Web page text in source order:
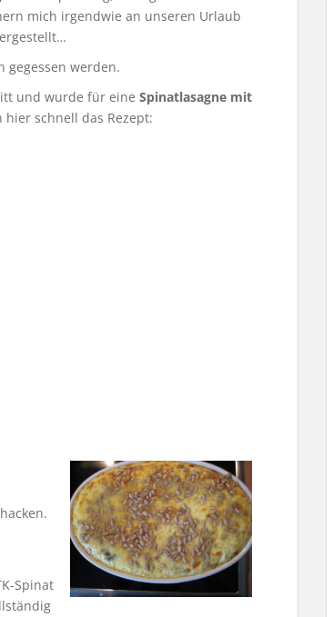
mich irgendwie an unseren Urlaub
gegessen werden.
und wurde für eine Spinatlasagne mit
schnell das Rezept:
Spinat